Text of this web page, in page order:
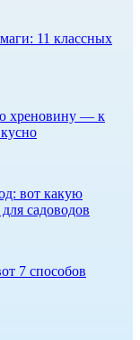
11 классных
хреновину — к
вот какую
садоводов
7 способов